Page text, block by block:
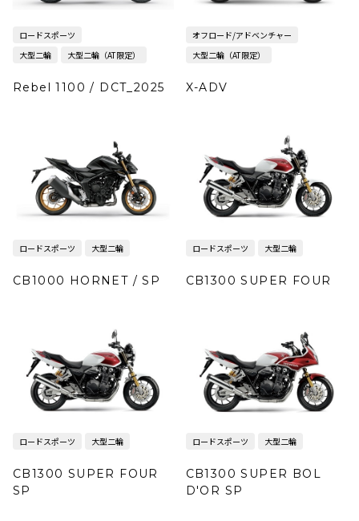
ロードスポーツ
大型二輪
大型二輪（AT限定）
Rebel 1100 / DCT_2025
オフロード/アドベンチャー
大型二輪（AT限定）
X-ADV
ロードスポーツ 大型二輪
CB1000 HORNET / SP
ロードスポーツ 大型二輪
CB1300 SUPER FOUR
ロードスポーツ 大型二輪
CB1300 SUPER FOUR
SP
ロードスポーツ 大型二輪
CB1300 SUPER BOL
D'OR SP